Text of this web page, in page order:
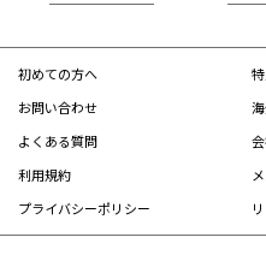
初めての方へ
お問い合わせ
よくある質問
利用規約
プライバシーポリシー